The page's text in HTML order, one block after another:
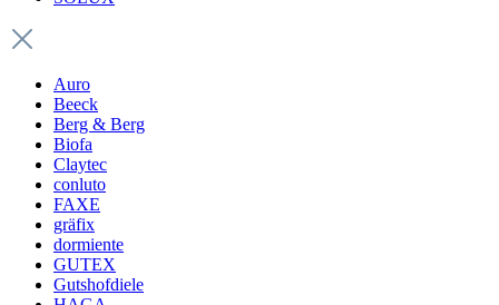
Auro
Beeck
Berg & Berg
Biofa
Claytec
conluto
FAXE
gräfix
dormiente
GUTEX
Gutshofdiele